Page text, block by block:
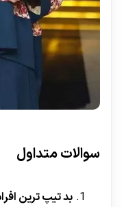
سوالات متداول
بد تیپ ترین